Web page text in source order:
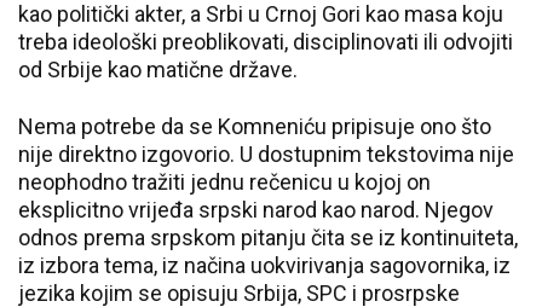
kao politički akter, a Srbi u Crnoj Gori kao masa koju
treba ideološki preoblikovati, disciplinovati ili odvojiti
od Srbije kao matične države.
Nema potrebe da se Komneniću pripisuje ono što
nije direktno izgovorio. U dostupnim tekstovima nije
neophodno tražiti jednu rečenicu u kojoj on
eksplicitno vrijeđa srpski narod kao narod. Njegov
odnos prema srpskom pitanju čita se iz kontinuiteta,
iz izbora tema, iz načina uokvirivanja sagovornika, iz
jezika kojim se opisuju Srbija, SPC i prosrpske